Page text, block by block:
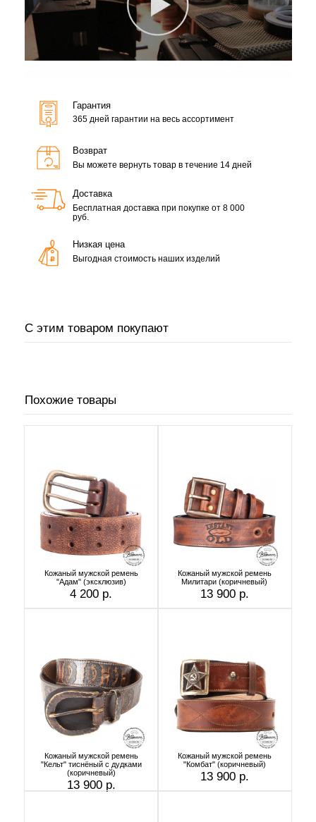
Гарантия
365 дней гарантии на весь ассортимент
Возврат
Вы можете вернуть товар в течение 14 дней
Доставка
Бесплатная доставка при покупке от 8 000
руб.
Низкая цена
Выгодная стоимость наших изделий
С этим товаром покупают
Похожие товары
Кожаный мужской ремень
"Адам" (эксклюзив)
4 200 р.
Кожаный мужской ремень
Милитари (коричневый)
13 900 р.
Кожаный мужской ремень
"Кельт" тиснёный с дудками
(коричневый)
13 900 р.
Кожаный мужской ремень
"Комбат" (коричневый)
13 900 р.